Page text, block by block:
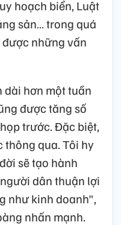
hoạch biển, Luật
sản… trong quá
những vấn
dài hơn một tuần
được tăng số
trước. Đặc biệt,
thông qua. Tôi hy
sẽ tạo hành
dân thuận lợi
như kinh doanh",
nhấn mạnh.